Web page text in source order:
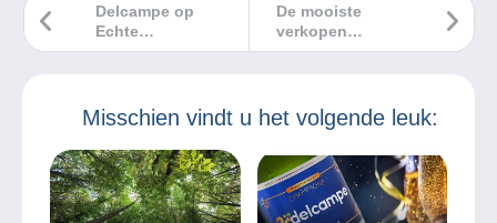
De mooiste
verkopen
Delcampe
Delcampe op
Echte
Beoordelingen: u
Misschien vindt u het volgende leuk: